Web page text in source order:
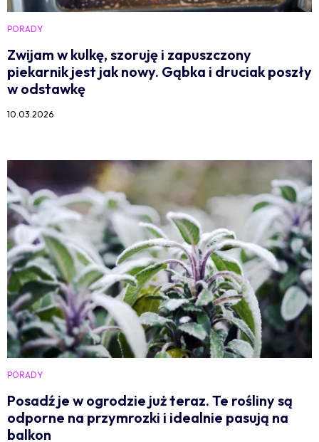
PORADY
Zwijam w kulkę, szoruję i zapuszczony
piekarnik jest jak nowy. Gąbka i druciak poszły
w odstawkę
10.03.2026
PORADY
Posadź je w ogrodzie już teraz. Te rośliny są
odporne na przymrozki i idealnie pasują na
balkon